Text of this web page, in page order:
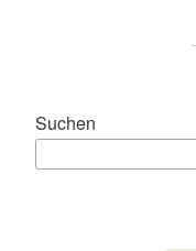
Suchen